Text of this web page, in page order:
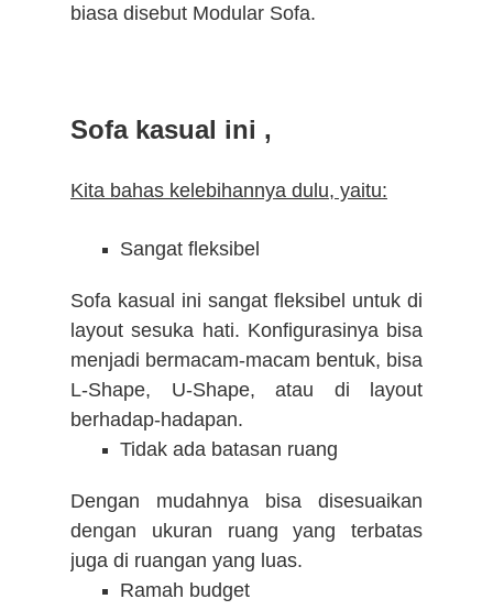
biasa disebut Modular Sofa.
Sofa kasual ini ,
Kita bahas kelebihannya dulu, yaitu:
Sangat fleksibel
Sofa kasual ini sangat fleksibel untuk di
layout sesuka hati. Konfigurasinya bisa
menjadi bermacam-macam bentuk, bisa
L-Shape, U-Shape, atau di layout
berhadap-hadapan.
Tidak ada batasan ruang
Dengan mudahnya bisa disesuaikan
dengan ukuran ruang yang terbatas
juga di ruangan yang luas.
Ramah budget